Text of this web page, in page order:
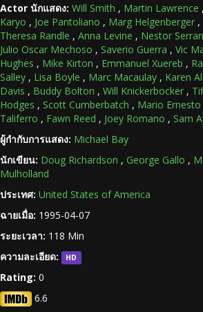
Actor นักแสดง: Will Smith , Martin Lawrence ,
Karyo , Joe Pantoliano , Marg Helgenberger ,
Theresa Randle , Anna Levine , Nestor
Julio Oscar Mechoso , Saverio Guerra , Vic
Hughes , Mike Kirton , Emmanuel Xuereb ,
Salley , Lisa Boyle , Marc Macaulay , Karen
Davis , Buddy Bolton , Will Knickerbocker ,
Hodges , Scott Cumberbatch , Mario Ernesto
Taliferro , Fawn Reed , Joey Romano , Sam
ผู้กำกับการแสดง: Michael Bay
นักเขียน: Doug Richardson , George Gallo ,
Mulholland
ประเทศ: United States of America
ฉายเมื่อ: 1995-04-07
ระยะเวลา: 118 Min
ความละเอียด:
HD
Rating: 0
6.6